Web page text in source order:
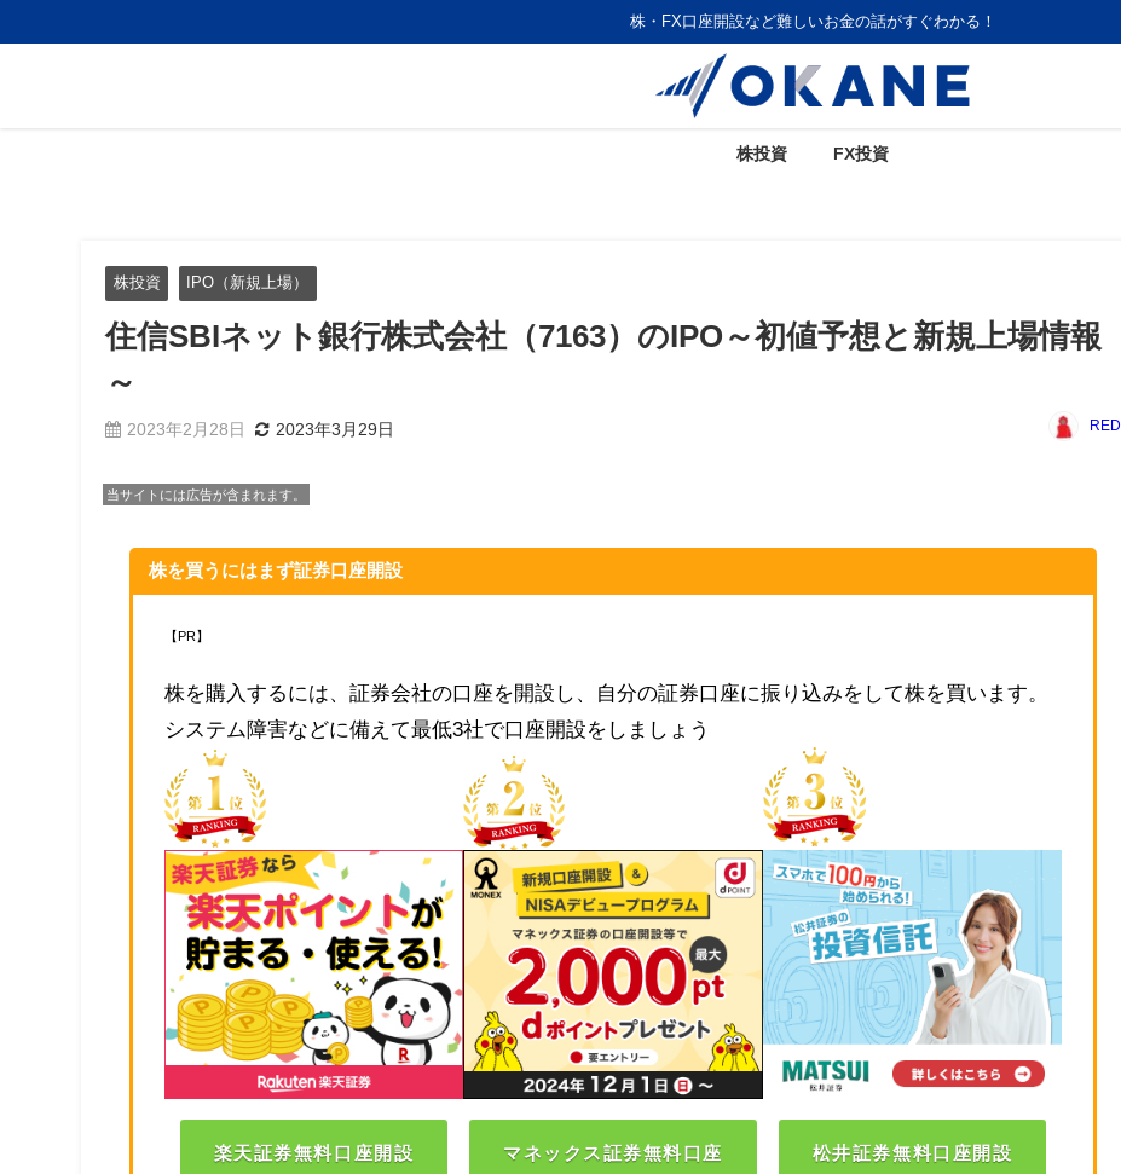
株・FX口座開設など難しいお金の話がすぐわかる！
株投資 FX投資
株投資 IPO（新規上場）
住信SBIネット銀行株式会社（7163）のIPO～初値予想と新規上場情報
～
2023年2月28日 2023年3月29日 RED
当サイトには広告が含まれます。
株を買うにはまず証券口座開設
【PR】
株を購入するには、証券会社の口座を開設し、自分の証券口座に振り込みをして株を買います。
システム障害などに備えて最低3社で口座開設をしましょう
楽天証券無料口座開設
マネックス証券無料口座
松井証券無料口座開設